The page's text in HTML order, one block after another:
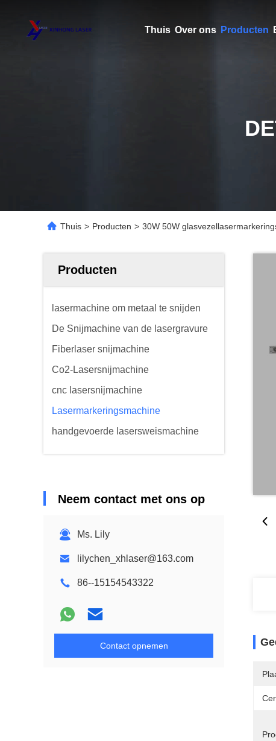
Thuis Over ons Producten
Thuis > Producten > 30W 50W
Producten
lasermachine om metaal te snijden
De Snijmachine van de lasergravure
Fiberlaser snijmachine
Co2-Lasersnijmachine
cnc lasersnijmachine
Lasermarkeringsmachine
handgevoerde lasersweismachine
Neem contact met ons op
Ms. Lily
lilychen_xhlaser@163.com
86--15154543322
Contact opnemen